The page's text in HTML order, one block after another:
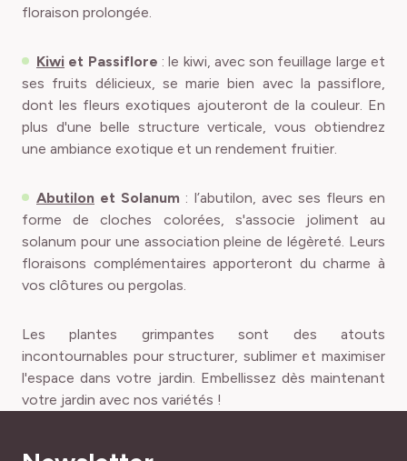
floraison prolongée.
Kiwi et Passiflore : le kiwi, avec son feuillage large et
ses fruits délicieux, se marie bien avec la passiflore,
dont les fleurs exotiques ajouteront de la couleur. En
plus d'une belle structure verticale, vous obtiendrez
une ambiance exotique et un rendement fruitier.
Abutilon et Solanum : l’abutilon, avec ses fleurs en
forme de cloches colorées, s'associe joliment au
solanum pour une association pleine de légèreté. Leurs
floraisons complémentaires apporteront du charme à
vos clôtures ou pergolas.
Les plantes grimpantes sont des atouts
incontournables pour structurer, sublimer et maximiser
l'espace dans votre jardin. Embellissez dès maintenant
votre jardin avec nos variétés !